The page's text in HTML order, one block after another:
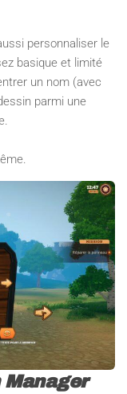
personnaliser le
basique et limité
un nom (avec
parmi une